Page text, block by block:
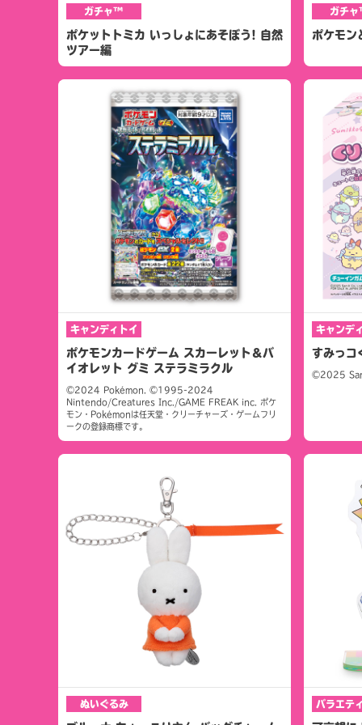
ガチャ™
ポケットトミカ いっしょにあそぼう! 自然
ツアー編
ガチ
ポケモン
キャンディトイ
ポケモンカードゲーム スカーレット＆バ
イオレット グミ ステラミラクル
©2024 Pokémon. ©1995-2024
Nintendo/Creatures Inc./GAME FREAK inc. ポケ
モン・Pokémonは任天堂・クリーチャーズ・ゲームフリ
ークの登録商標です。
キャンデ
すみっコ
©2025
ぬいぐるみ バラエテ